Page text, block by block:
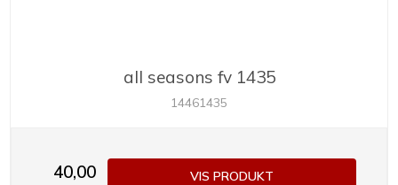
all seasons fv 1435
14461435
40,00
VIS PRODUKT